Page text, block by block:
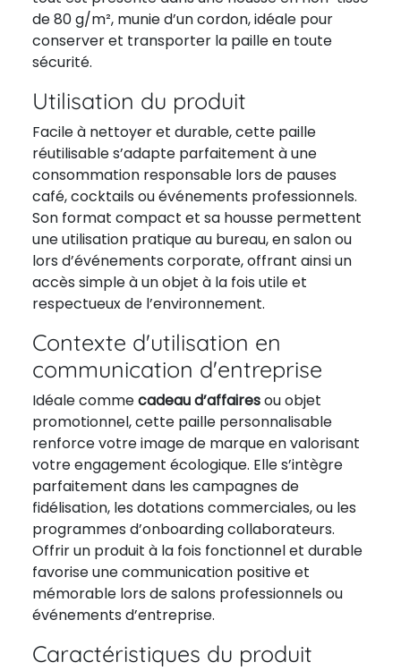
de 80 g/m², munie d’un cordon, idéale pour
conserver et transporter la paille en toute
sécurité.
Utilisation du produit
Facile à nettoyer et durable, cette paille
réutilisable s’adapte parfaitement à une
consommation responsable lors de pauses
café, cocktails ou événements professionnels.
Son format compact et sa housse permettent
une utilisation pratique au bureau, en salon ou
lors d’événements corporate, offrant ainsi un
accès simple à un objet à la fois utile et
respectueux de l’environnement.
Contexte d'utilisation en
communication d'entreprise
Idéale commecadeau d’affairesou objet
promotionnel, cette paille personnalisable
renforce votre image de marque en valorisant
votre engagement écologique. Elle s’intègre
parfaitement dans les campagnes de
fidélisation, les dotations commerciales, ou les
programmes d’onboarding collaborateurs.
Offrir un produit à la fois fonctionnel et durable
favorise une communication positive et
mémorable lors de salons professionnels ou
événements d’entreprise.
Caractéristiques du produit